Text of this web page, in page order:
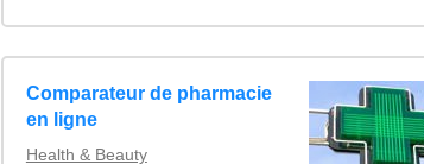
Comparateur de pharmacie
en ligne
Health & Beauty